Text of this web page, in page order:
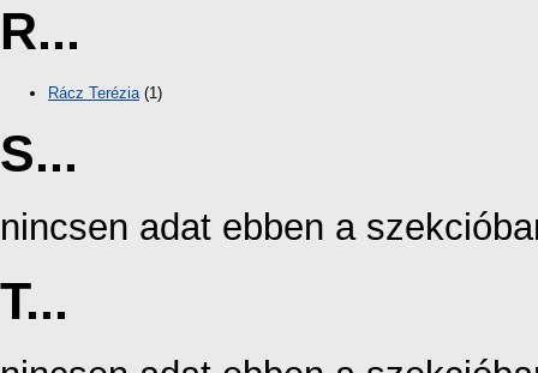
R...
Rácz Terézia (1)
S...
nincsen adat ebben a
T...